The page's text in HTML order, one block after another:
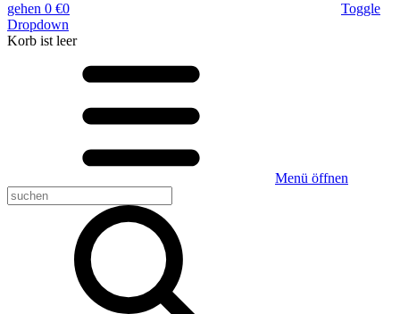
gehen 0 €0
Toggle
Dropdown
Korb ist leer
Menü öffnen